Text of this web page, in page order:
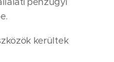
kerültek